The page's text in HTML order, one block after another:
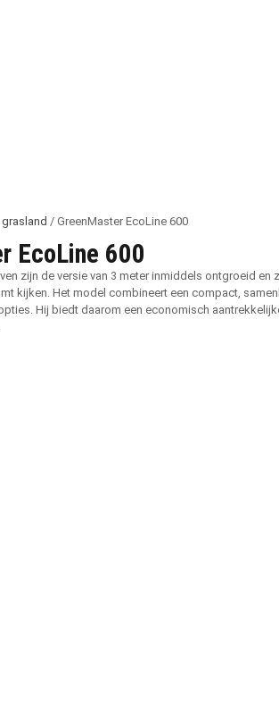
/ GreenMaster EcoLine 600
EcoLine 600
zijn de versie van 3 meter inmiddels ontgroeid
kijken. Het model combineert een compact,
Hij biedt daarom een economisch